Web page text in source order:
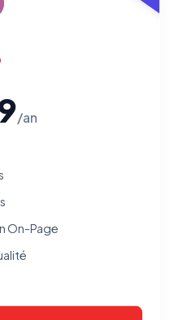
/an
On-Page